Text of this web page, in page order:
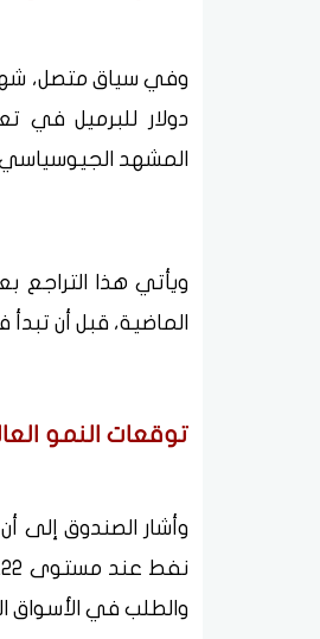
دولار للبرميل في
المشهد
ويأتي هذا التراجع
الماضية، قبل أن
توقعات النمو
والطلب في الأسواق